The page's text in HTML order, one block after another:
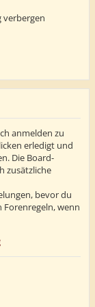
verbergen
anmelden zu
erledigt und
Die Board-
zusätzliche
bevor du
Forenregeln, wenn